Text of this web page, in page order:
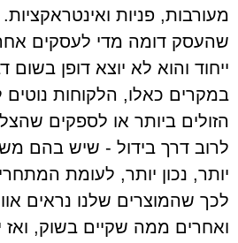
מעורבות, פניות
שהעסק דומה מדי לעסקים
ייחוד והוא לא יוצא דופן
במקרים כאלו, הלקוחות נוטים
הזולים ביותר או לספקים
לרוב דרך בידול - שיש בהם
יותר, נכון יותר, לעומת
לכך שהמוצרים שלנו נראים
ואחרים ממה שקיים בשוק, ואז